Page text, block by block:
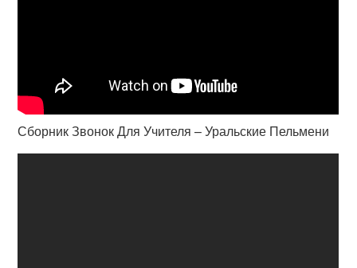
Сборник Звонок Для Учителя – Уральские Пельмени